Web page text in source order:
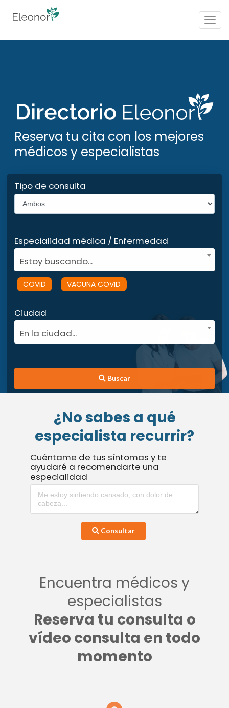
Reserva tu cita con los mejores
médicos y especialistas
Tipo de consulta
Especialidad médica / Enfermedad
Estoy buscando...
COVID VACUNA COVID
Ciudad
En la ciudad...
Buscar
¿No sabes a qué
especialista recurrir?
Cuéntame de tus síntomas y te
ayudaré a recomendarte una
especialidad
Consultar
Encuentra médicos y
especialistas
Reserva tu consulta o
vídeo consulta en todo
momento